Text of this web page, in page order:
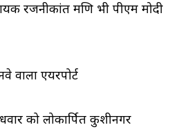
रजनीकांत मणि भी पीएम मोदी
वाला एयरपोर्ट
को लोकार्पित कुशीनगर